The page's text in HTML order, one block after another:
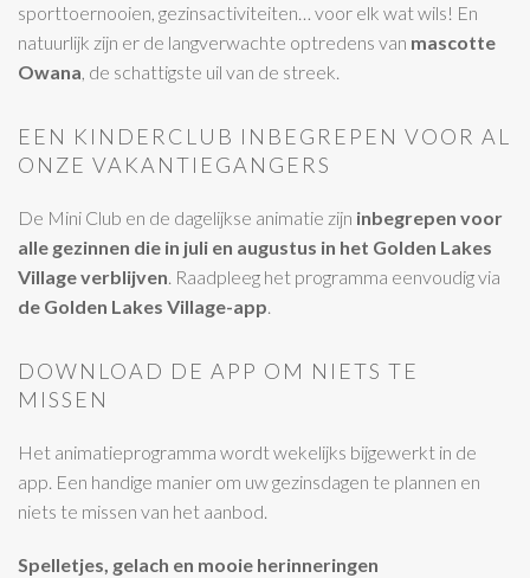
sporttoernooien, gezinsactiviteiten… voor elk wat wils! En
natuurlijk zijn er de langverwachte optredens van mascotte
Owana, de schattigste uil van de streek.
EEN KINDERCLUB INBEGREPEN VOOR AL
ONZE VAKANTIEGANGERS
De Mini Club en de dagelijkse animatie zijn inbegrepen voor
alle gezinnen die in juli en augustus in het Golden Lakes
Village verblijven. Raadpleeg het programma eenvoudig via
de Golden Lakes Village-app.
DOWNLOAD DE APP OM NIETS TE
MISSEN
Het animatieprogramma wordt wekelijks bijgewerkt in de
app. Een handige manier om uw gezinsdagen te plannen en
niets te missen van het aanbod.
Spelletjes, gelach en mooie herinneringen